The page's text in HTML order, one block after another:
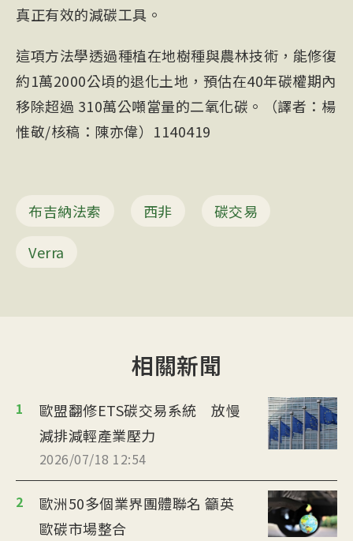
真正有效的減碳工具。
這項方法學透過種植在地樹種與農林技術，能修復
約1萬2000公頃的退化土地，預估在40年碳權期內
移除超過 310萬公噸當量的二氧化碳。（譯者：楊
惟敬/核稿：陳亦偉）1140419
布吉納法索 西非
碳交易
Verra
相關新聞
1
歐盟翻修ETS碳交易系統 放慢
減排減輕產業壓力
2026/07/18 12:54
2
歐洲50多個業界團體聯名 籲英
歐碳市場整合